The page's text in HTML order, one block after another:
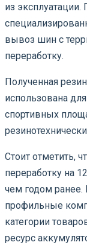
из эксплуатации.
вывоз шин с
переработку.
Полученная
использована
спортивных
Стоит отметить,
переработку на
чем годом ранее.
профильные
категории
ресурс